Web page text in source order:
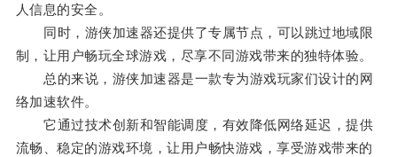
人信息的安全。
同时，游侠加速器还提供了专属节点，可以跳过地域限
制，让用户畅玩全球游戏，尽享不同游戏带来的独特体验。
总的来说，游侠加速器是一款专为游戏玩家们设计的网
络加速软件。
它通过技术创新和智能调度，有效降低网络延迟，提供
流畅、稳定的游戏环境，让用户畅快游戏，享受游戏带来的